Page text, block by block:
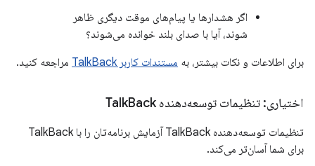
اگر هشدارها یا پیام‌های موقت دیگری ظاهر
شوند، آیا با صدای بلند خوانده می‌شوند؟
برای اطلاعات و نکات بیشتر، به مستندات کاربر TalkBack مراجعه کنید.
اختیاری: تنظیمات توسعه‌دهنده Talk Back
تنظیمات توسعه‌دهنده TalkBack آزمایش برنامه‌تان را با TalkBack
برای شما آسان‌تر می‌کند.